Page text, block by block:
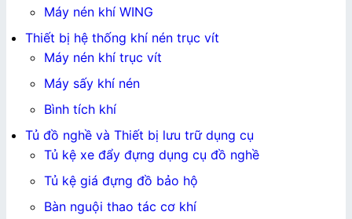
Máy nén khí WING
Thiết bị hệ thống khí nén trục vít
Máy nén khí trục vít
Máy sấy khí nén
Bình tích khí
Tủ đồ nghề và Thiết bị lưu trữ dụng cụ
Tủ kệ xe đẩy đựng dụng cụ đồ nghề
Tủ kệ giá đựng đồ bảo hộ
Bàn nguội thao tác cơ khí